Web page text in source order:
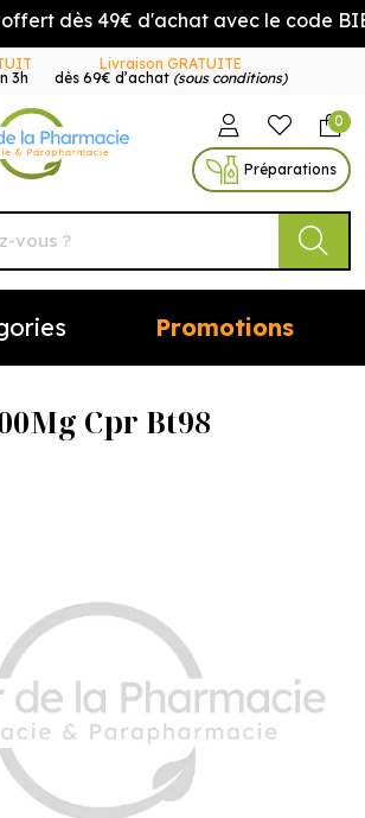
dès 49€ d'achat avec le code
3h
Livraison GRATUITE
dès 69€ d’achat (sous conditions)
Autour de la Pharmacie
0
Préparations
Promotions
Cpr Bt98